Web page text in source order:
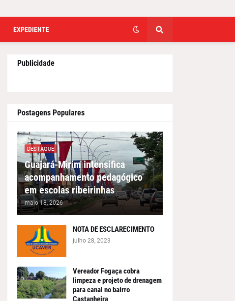
EXPEDIENTE
Publicidade
Postagens Populares
DESTAQUE
Guajará-Mirim intensifica
acompanhamento pedagógico
em escolas ribeirinhas
maio 18, 2026
NOTA DE ESCLARECIMENTO
julho 28, 2023
Vereador Fogaça cobra
limpeza e projeto de drenagem
para canal no bairro
Castanheira